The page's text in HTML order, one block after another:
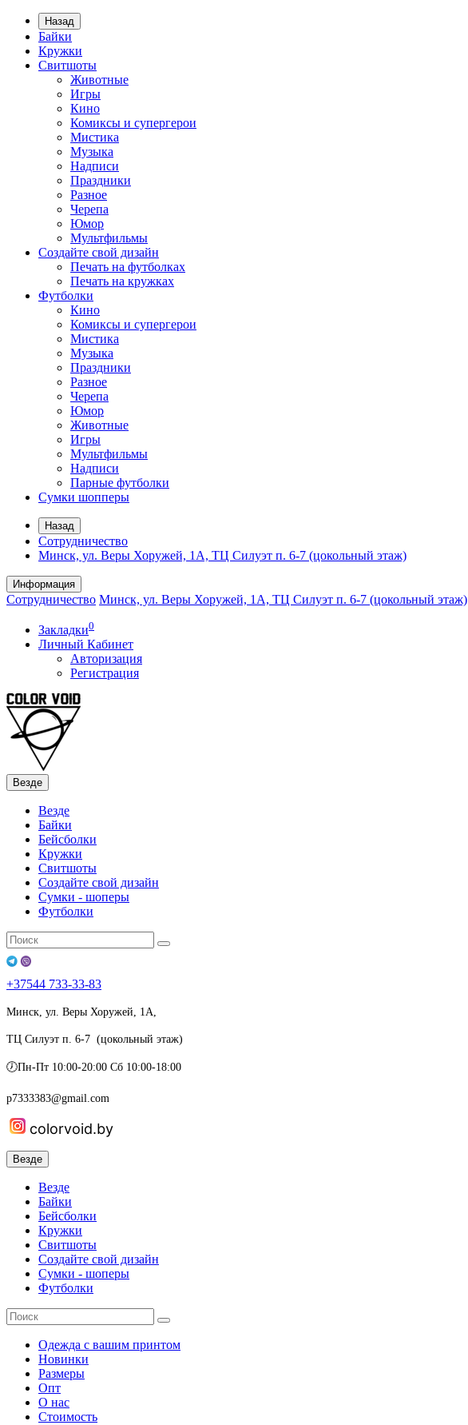
Назад
Байки
Кружки
Свитшоты
Животные
Игры
Кино
Комиксы и супергерои
Мистика
Музыка
Надписи
Праздники
Разное
Черепа
Юмор
Мультфильмы
Создайте свой дизайн
Печать на футболках
Печать на кружках
Футболки
Кино
Комиксы и супергерои
Мистика
Музыка
Праздники
Разное
Черепа
Юмор
Животные
Игры
Мультфильмы
Надписи
Парные футболки
Сумки шопперы
Назад
Сотрудничество
Минск, ул. Веры Хоружей, 1А, ТЦ Силуэт п. 6-7 (цокольный этаж)
Информация
Сотрудничество Минск, ул. Веры Хоружей, 1А, ТЦ Силуэт п. 6-7 (цокольный этаж)
Закладки0
Личный Кабинет
Авторизация
Регистрация
Везде
Везде
Байки
Бейсболки
Кружки
Свитшоты
Создайте свой дизайн
Сумки - шоперы
Футболки
+37544 733-33-83
Минск, ул. Веры Хоружей, 1А,
ТЦ Силуэт п. 6-7 (цокольный этаж)
🕖Пн-Пт 10:00-20:00 Сб 10:00-18:00
p7333383@gmail.com
colorvoid.by
Везде
Везде
Байки
Бейсболки
Кружки
Свитшоты
Создайте свой дизайн
Сумки - шоперы
Футболки
Одежда с вашим принтом
Новинки
Размеры
Опт
О нас
Стоимость